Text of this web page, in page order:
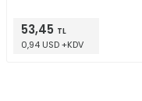
53,45 TL
0,94 USD +KDV